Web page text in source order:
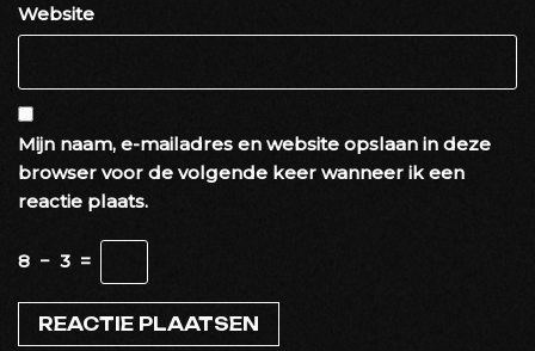
Website
Mijn naam, e-mailadres en website opslaan in deze
browser voor de volgende keer wanneer ik een
reactie plaats.
8 − 3 =